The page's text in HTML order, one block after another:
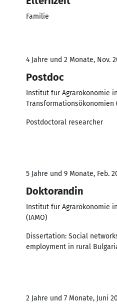
Familie
4 Jahre und 2 Monate, Nov.
Postdoc
Institut für Agrarökonomie in
Transformationsökonomien
Postdoctoral researcher
5 Jahre und 9 Monate, Feb.
Doktorandin
Institut für Agrarökonomie
(IAMO)
Dissertation: Social
employment in rural
2 Jahre und 7 Monate, Juni